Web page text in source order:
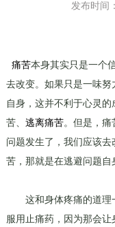
发布时间
痛苦本身其实只是一个
去改变。如果只是一味
自身，这并不利于心灵
苦、 逃离痛苦。但是，痛
问题发生了，我们应该
苦，那就是在逃避问题自
这和身体疼痛的道理
服用止痛药，因为那会